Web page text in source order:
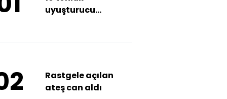
uyuşturucu
Rastgele açılan
ateş can aldı